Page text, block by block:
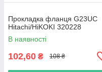
Прокладка фланця G23UC
Hitachi/HiKOKI 320228
В наявності
102,60 ₴ 108 ₴